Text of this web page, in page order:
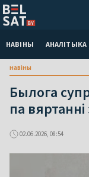
НАВІНЫ АНАЛІТЫКА
навіны
Былога
па
02.06.2026, 08:54